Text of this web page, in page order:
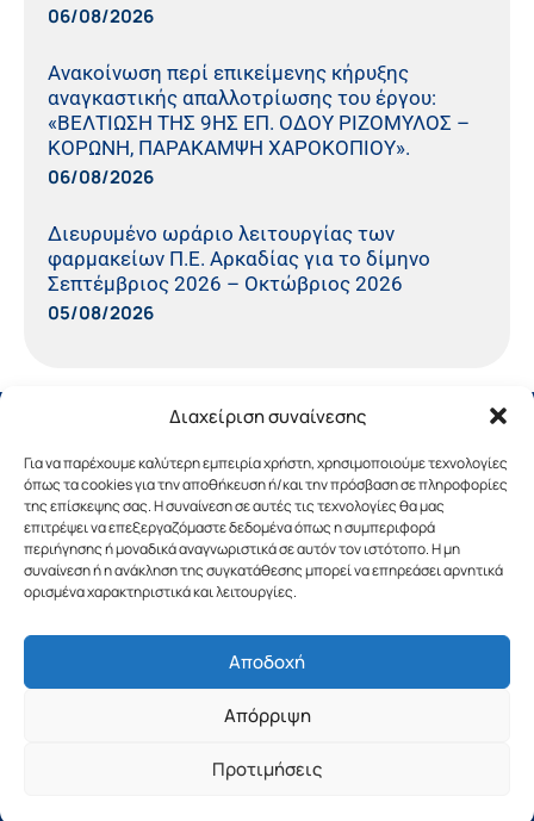
Διαχείριση συναίνεσης
Για να παρέχουμε καλύτερη εμπειρία χρήστη, χρησιμοποιούμε τεχνολογίες
όπως τα cookies για την αποθήκευση ή/και την πρόσβαση σε πληροφορίες
της επίσκεψης σας. Η συναίνεση σε αυτές τις τεχνολογίες θα μας
επιτρέψει να επεξεργαζόμαστε δεδομένα όπως η συμπεριφορά
περιήγησης ή μοναδικά αναγνωριστικά σε αυτόν τον ιστότοπο. Η μη
συναίνεση ή η ανάκληση της συγκατάθεσης μπορεί να επηρεάσει αρνητικά
ορισμένα χαρακτηριστικά και λειτουργίες.
Αποδοχή
Απόρριψη
Προτιμήσεις
06/08/2026
Ανακοίνωση περί επικείμενης κήρυξης
αναγκαστικής απαλλοτρίωσης του έργου:
«ΒΕΛΤΙΩΣΗ ΤΗΣ 9ΗΣ ΕΠ. ΟΔΟΥ ΡΙΖΟΜΥΛΟΣ –
ΚΟΡΩΝΗ, ΠΑΡΑΚΑΜΨΗ ΧΑΡΟΚΟΠΙΟΥ».
06/08/2026
Διευρυμένο ωράριο λειτουργίας των
φαρμακείων Π.Ε. Αρκαδίας για το δίμηνο
Σεπτέμβριος 2026 – Οκτώβριος 2026
05/08/2026
Copyright © 2019 Περιφέρεια Πελοποννήσου.
Σχεδιασμός & Υλοποίηση από την